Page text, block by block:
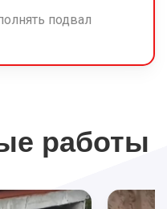
подвал
работы